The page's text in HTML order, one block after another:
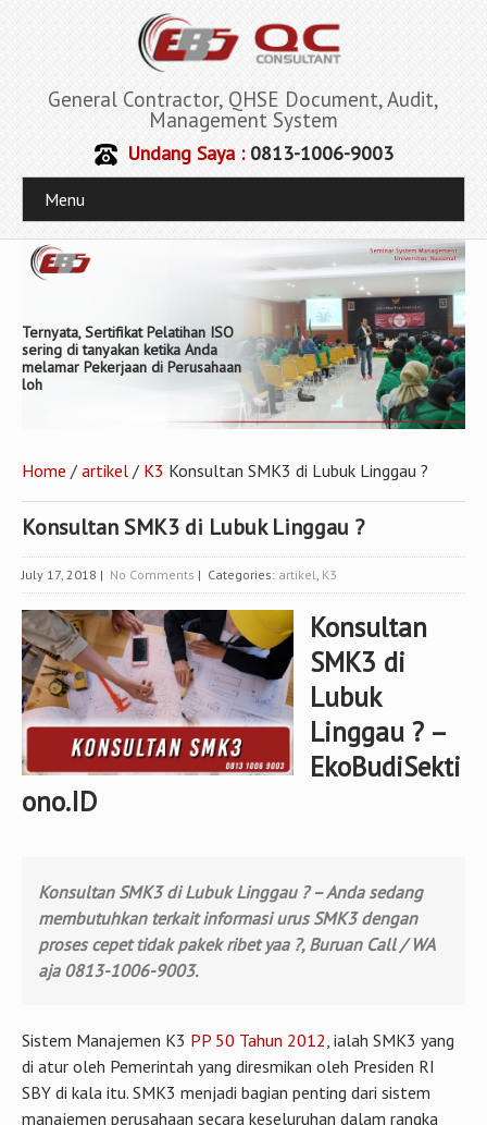
General Contractor, QHSE Document, Audit,
Management System
Undang Saya :0813-1006-9003
Menu
Ternyata, Sertifikat Pelatihan ISO
sering di tanyakan ketika Anda
melamar Pekerjaan di Perusahaan
loh
Home / artikel / K3 Konsultan SMK3 di Lubuk Linggau ?
Konsultan SMK3 di Lubuk Linggau ?
July 17, 2018 | No Comments | Categories: artikel, K3
Konsultan
SMK3 di
Lubuk
Linggau ? –
EkoBudiSekti
ono.ID
Konsultan SMK3 di Lubuk Linggau ? – Anda sedang
membutuhkan terkait informasi urus SMK3 dengan
proses cepet tidak pakek ribet yaa ?, Buruan Call / WA
aja 0813-1006-9003.
Sistem Manajemen K3 PP 50 Tahun 2012, ialah SMK3 yang
di atur oleh Pemerintah yang diresmikan oleh Presiden RI
SBY di kala itu. SMK3 menjadi bagian penting dari sistem
manajemen perusahaan secara keseluruhan dalam rangka